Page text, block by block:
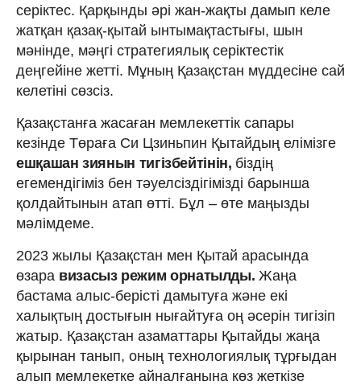
серіктес. Қарқынды әрі жан-жақты дамып келе
жатқан қазақ-қытай ынтымақтастығы, шын
мәнінде, мәңгі стратегиялық серіктестік
деңгейіне жетті. Мұның Қазақстан мүддесіне сай
келетіні сөзсіз.
Қазақстанға жасаған мемлекеттік сапары
кезінде Төраға Си Цзиньпин Қытайдың елімізге
ешқашан зиянын тигізбейтінін, біздің
егемендігіміз бен тәуелсіздігімізді барынша
қолдайтынын атап өтті. Бұл – өте маңызды
мәлімдеме.
2023 жылы Қазақстан мен Қытай арасында
өзара визасыз режим орнатылды. Жаңа
бастама алыс-берісті дамытуға және екі
халықтың достығын нығайтуға оң әсерін тигізіп
жатыр. Қазақстан азаматтары Қытайды жаңа
қырынан танып, оның технологиялық тұрғыдан
алып мемлекетке айналғанына көз жеткізе